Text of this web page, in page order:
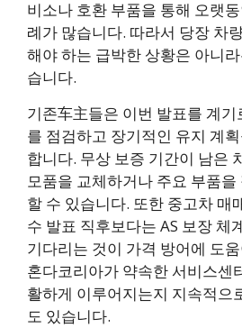
비소나 호환 부품을 통해 오랫
례가 많습니다. 따라서 당장 차
해야 하는 급박한 상황은 아니
습니다.
기존车主들은 이번 발표를 계기
를 점검하고 장기적인 유지 계
합니다. 무상 보증 기간이 남은
모품을 교체하거나 주요 부품을
할 수 있습니다. 또한 중고차 매
수 발표 직후보다는 AS 보장 체
기다리는 것이 가격 방어에 도
혼다코리아가 약속한 서비스센
활하게 이루어지는지 지속적으
도 있습니다.